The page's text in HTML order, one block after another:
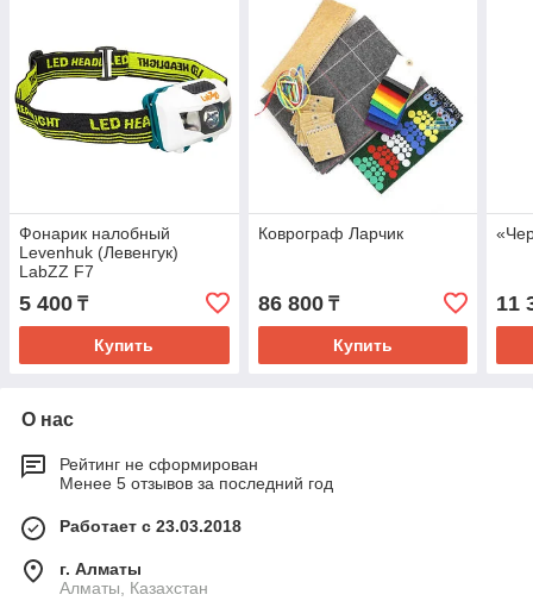
Фонарик налобный
Levenhuk (Левенгук)
LabZZ F7
5 400 ₸
Купить
Коврограф Ларчик
86 800₸
Купить
11
О нас
Рейтинг не сформирован
Менее 5 отзывов за последний год
Работает с 23.03.2018
г. Алматы
Алматы, Казахстан